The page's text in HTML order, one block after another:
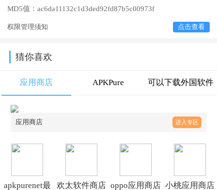
MD5值： ac6da11132c1d3ded92fd87b5c00973f
权限管理须知 点击查看
猜你喜欢
应用商店 APKPure 可以下载外国软件
应用商店 进入专区
apkpurenet最 欢太软件商店 oppo应用商店 小桃应用商店